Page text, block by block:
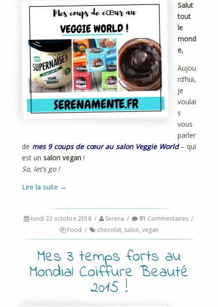
Salut
tout
le
mond
e,
Aujou
rd’hui,
je
voulai
s
vous
parler
de mes 9 coups de cœur au salon Veggie World– qui
est un salon vegan !
So, let’s go !
Lire la suite →
lundi 22 octobre 2018 / Serena / 91 Commentaires /
Food / chocolat, salon, vegan
Mes 3 temps forts au
Mondial Coiffure Beauté
2015 !